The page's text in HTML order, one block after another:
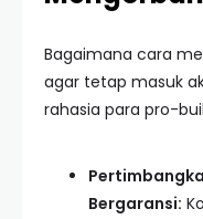
Bagaimana cara
agar tetap masuk
rahasia para pro-
Bergaransi: